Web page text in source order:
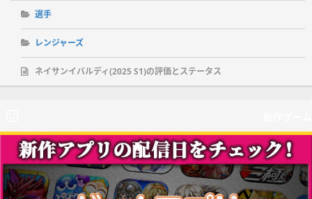
選手
レンジャーズ
ネイサンイバルディ(2025 S1)の評価とステータス